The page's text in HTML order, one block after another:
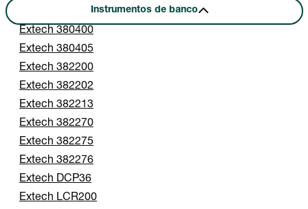
Instrumentos de banco
Extech 380400
Extech 380405
Extech 382200
Extech 382202
Extech 382213
Extech 382270
Extech 382275
Extech 382276
Extech DCP36
Extech LCR200